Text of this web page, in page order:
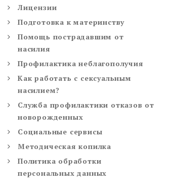
Лицензии
Подготовка к материнству
Помощь пострадавшим от
насилия
Профилактика неблагополучия
Как работать с сексуальным
насилием?
Служба профилактики отказов от
новорожденных
Социальные сервисы
Методическая копилка
Политика обработки
персональных данных